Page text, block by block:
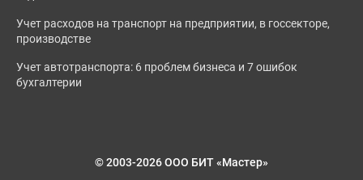
Учет расходов на транспорт на предприятии, в госсекторе,
производстве
Учет автотранспорта: 6 проблем бизнеса и 7 ошибок
бухгалтерии
© 2003-2026 ООО БИТ «Мастер»